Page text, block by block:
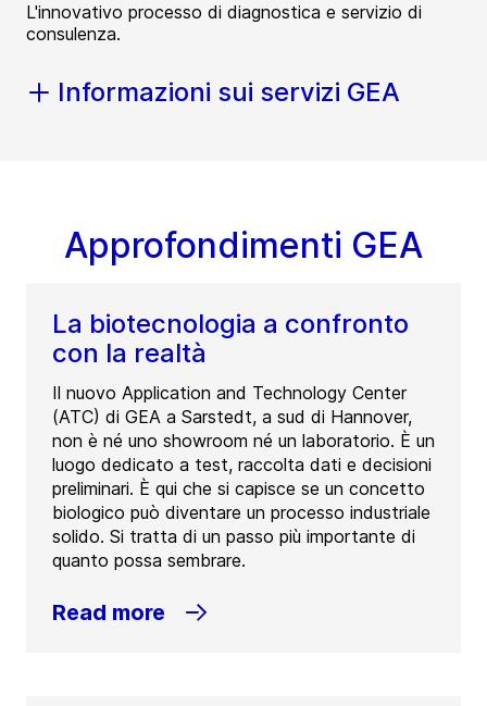
L'innovativo processo di diagnostica e servizio di
consulenza.
Informazioni sui servizi GEA
Approfondimenti GEA
La biotecnologia a confronto
con la realtà
Il nuovo Application and Technology Center
(ATC) di GEA a Sarstedt, a sud di Hannover,
non è né uno showroom né un laboratorio. È un
luogo dedicato a test, raccolta dati e decisioni
preliminari. È qui che si capisce se un concetto
biologico può diventare un processo industriale
solido. Si tratta di un passo più importante di
quanto possa sembrare.
Read more